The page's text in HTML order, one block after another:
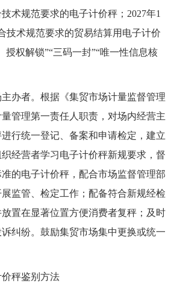
术规范要求的电子计价秤；2027年1
技术规范要求的贸易结算用电子计价
授权解锁”“三码一封”“唯一性信息核
主办者。根据《集贸市场计量监督管理
管理第一责任人职责，对场内经营主
行统一登记、备案和申请检定，建立
经营者学习电子计价秤新规要求，督
的电子计价秤，配合市场监督管理部
监管、检定工作；配备符合新规经检
置在显著位置方便消费者复秤；及时
纠纷。鼓励集贸市场集中更换或统一
秤鉴别方法